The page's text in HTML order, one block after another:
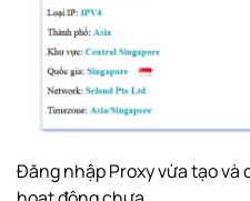
Đăng nhập Proxy vừa tạo và